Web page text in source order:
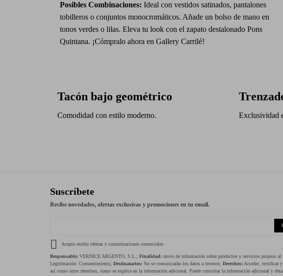
Posibles Combinaciones: Ideal con vestidos satinados, pantalones
tobilleros o conjuntos monocromáticos. Añade un bolso de mano en
tonos verdes o lilas. Eleva tu look con el zapato destalonado Pons
Quintana. ¡Cómpralo ahora en Gallery Carrilé!
Tacón bajo geométrico
Comodidad con estilo moderno. Exclusividad
Suscríbete
Recibe novedades, ofertas exclusivas y promociones en tu email.
Acepto recibir ofertas y comunicaciones comerciales
Responsable: VERNICE ARGENTO, S.L.; Finalidad: envío de información sobre productos y servicios propios al
Legitimación: Consentimiento; Destinatarios: No se comunicarán los datos a terceros; Derechos:Acceder, rectificar
así como otros derechos, como se explica en la información adicional. Puede consultar la información adicional y